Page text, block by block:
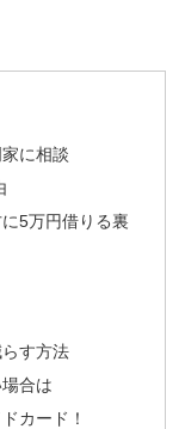
に相談
5万円借りる裏
す方法
合は
カード！